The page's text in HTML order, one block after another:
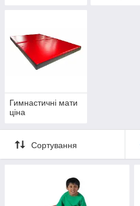
Гимнастичні мати
ціна
Сортування